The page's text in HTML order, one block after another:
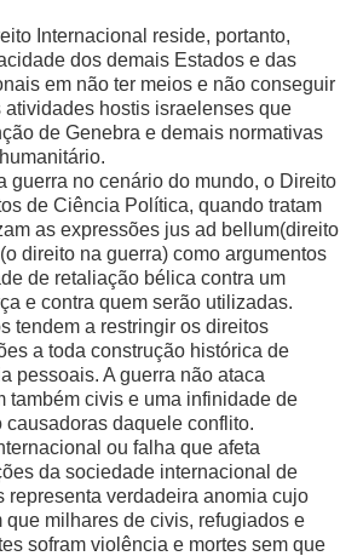
Internacional reside, portanto,
dos demais Estados e das
em não ter meios e não conseguir
hostis israelenses que
de Genebra e demais normativas
guerra no cenário do mundo, o Direito
de Ciência Política, quando tratam
as expressões jus ad bellum(direito
direito na guerra) como argumentos
de retaliação bélica contra um
e contra quem serão utilizadas.
tendem a restringir os direitos
a toda construção histórica de
pessoais. A guerra não ataca
também civis e uma infinidade de
daquele conflito.
ou falha que afeta
da sociedade internacional de
representa verdadeira anomia cujo
que milhares de civis, refugiados e
sofram violência e mortes sem que